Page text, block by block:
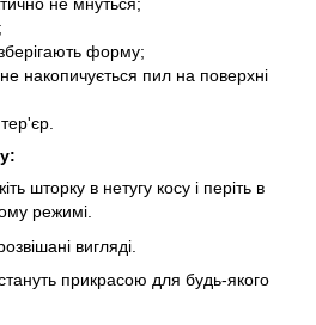
не мнуться;
форму;
накопичується пил на поверхні
шторку в нетугу косу і періть в
режимі.
вигляді.
прикрасою для будь-якого